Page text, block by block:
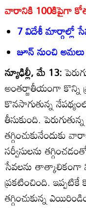
వారానికి 100కిపైగా
7 విదేశీ మార్గాల్లో
జూన్‌ నుంచి
న్యూఢిల్లీ, మే 13:
అంతర్జాతీయంగా కొన్ని
కొనసాగుతున్న
తీసుకుంది.
సర్వీసులను
సేవలను తాత్కాలికంగా
ప్రకటించింది. ఇప్పటికే
తగ్గించుకున్న